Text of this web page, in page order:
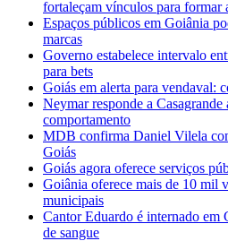
fortaleçam vínculos para formar
Espaços públicos em Goiânia
marcas
Governo estabelece intervalo
para bets
Goiás em alerta para vendaval:
Neymar responde a Casagrande
comportamento
MDB confirma Daniel Vilela
Goiás
Goiás agora oferece serviços
Goiânia oferece mais de 10 mil
municipais
Cantor Eduardo é internado em
de sangue